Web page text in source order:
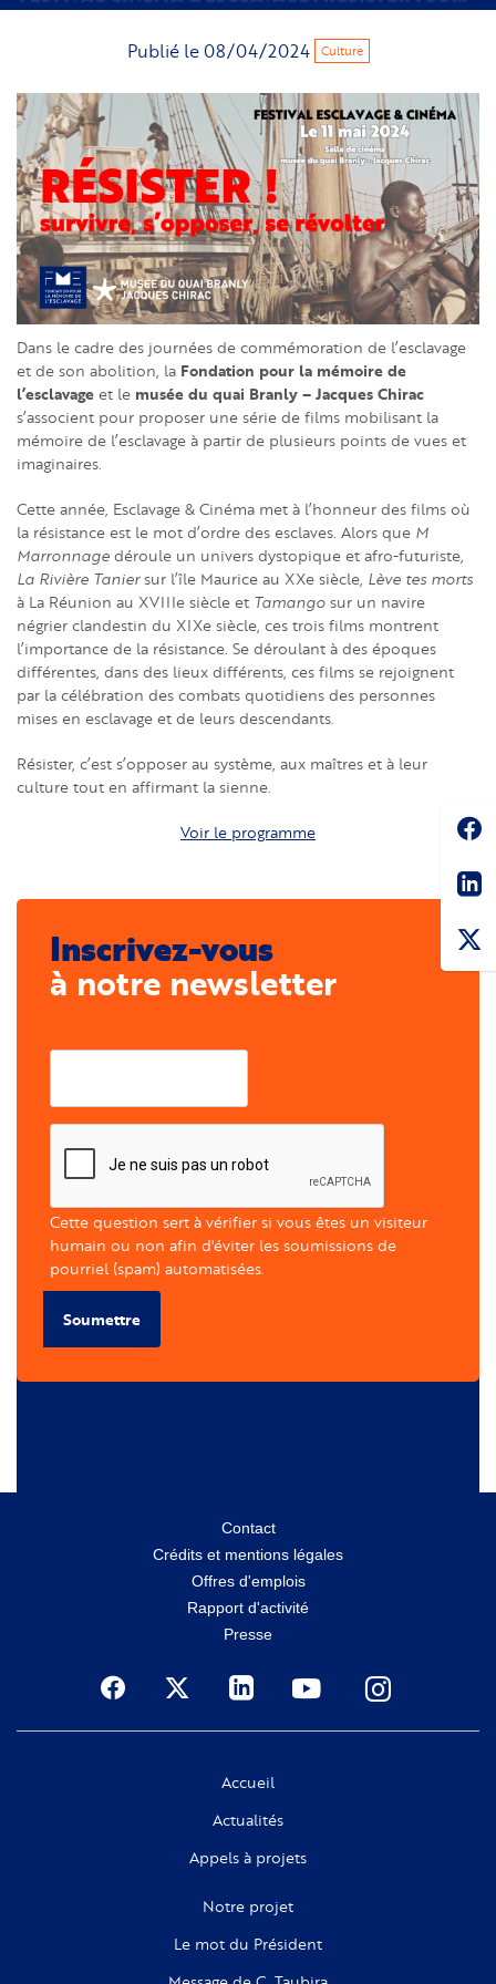
Publié le 08/04/2024 Culture
Dans le cadre des journées de commémoration de l’esclavage
et de son abolition, la Fondation pour la mémoire de
l’esclavage et le musée du quai Branly – Jacques Chirac
s’associent pour proposer une série de films mobilisant la
mémoire de l’esclavage à partir de plusieurs points de vues et
imaginaires.
Cette année, Esclavage & Cinéma met à l’honneur des films où
la résistance est le mot d’ordre des esclaves. Alors que M
Marronnage déroule un univers dystopique et afro-futuriste,
La Rivière Taniersur l’île Maurice au XXe siècle, Lève tes morts
à La Réunion au XVIIIe siècle et Tamango sur un navire
négrier clandestin du XIXe siècle, ces trois films montrent
l’importance de la résistance. Se déroulant à des époques
différentes, dans des lieux différents, ces films se rejoignent
par la célébration des combats quotidiens des personnes
mises en esclavage et de leurs descendants.
Résister, c’est s’opposer au système, aux maîtres et à leur
culture tout en affirmant la sienne.
Voir le programme
Inscrivez-vous
à notre newsletter
Cette question sert à vérifier si vous êtes un visiteur
humain ou non afin d'éviter les soumissions de
pourriel (spam) automatisées.
Soumettre
Contact
Crédits et mentions légales
Offres d'emplois
Rapport d'activité
Presse
Social
Accueil
Actualités
Appels à projets
Notre projet
Le mot du Président